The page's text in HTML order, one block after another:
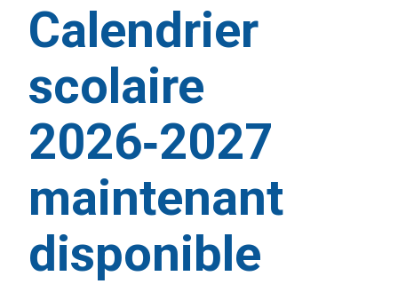
Calendrier
scolaire
2026‑2027
maintenant
disponible